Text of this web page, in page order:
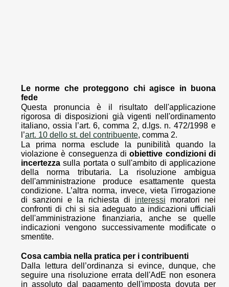
Le norme che proteggono chi agisce in buona
fede
Questa pronuncia è il risultato dell'applicazione
rigorosa di disposizioni già vigenti nell'ordinamento
italiano, ossia l’art. 6, comma 2, d.lgs. n. 472/1998 e
l’art. 10 dello st. del contribuente, comma 2.
La prima norma esclude la punibilità quando la
violazione è conseguenza diobiettive condizioni di
incertezza sulla portata o sull'ambito di applicazione
della norma tributaria. La risoluzione ambigua
dell'amministrazione produce esattamente questa
condizione. L’altra norma, invece, vieta l'irrogazione
di sanzioni e la richiesta di interessi moratori nei
confronti di chi si sia adeguato a indicazioni ufficiali
dell'amministrazione finanziaria, anche se quelle
indicazioni vengono successivamente modificate o
smentite.
Cosa cambia nella pratica per i contribuenti
Dalla lettura dell’ordinanza si evince, dunque, che
seguire una risoluzione errata dell'AdE non esonera
in assoluto dal pagamento dell'imposta dovuta per